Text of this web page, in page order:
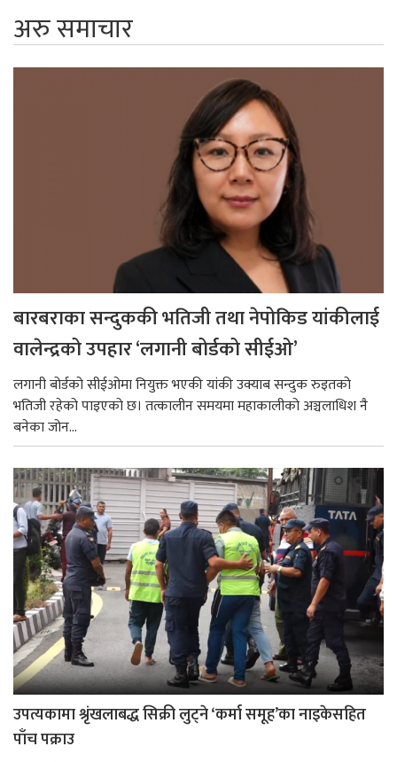
अरु समाचार
बारबराका सन्दुककी भतिजी तथा नेपोकिड यांकीलाई
वालेन्द्रको उपहार ‘लगानी बोर्डको सीईओ’
लगानी बोर्डको सीईओमा नियुक्त भएकी यांकी उक्याब सन्दुक रुइतको
भतिजी रहेको पाइएको छ। तत्कालीन समयमा महाकालीको अञ्चलाधिश नै
बनेका जोन...
उपत्यकामा श्रृंखलाबद्ध सिक्री लुट्ने ‘कर्मा समूह’का नाइकेसहित
पाँच पक्राउ